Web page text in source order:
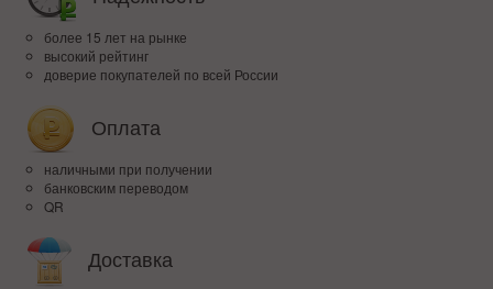
более 15 лет на рынке
высокий рейтинг
доверие покупателей по всей России
Оплата
наличными при получении
банковским переводом
QR
Доставка